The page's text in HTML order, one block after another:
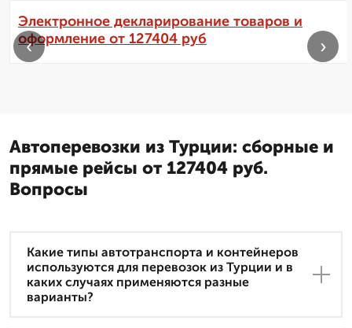
Электронное декларирование товаров и
оформление от 127404 руб
‹ ›
Автоперевозки из Турции: сборные и
прямые рейсы от 127404 руб.
Вопросы
Какие типы автотранспорта и контейнеров
используются для перевозок из Турции и в
каких случаях применяются разные
варианты?